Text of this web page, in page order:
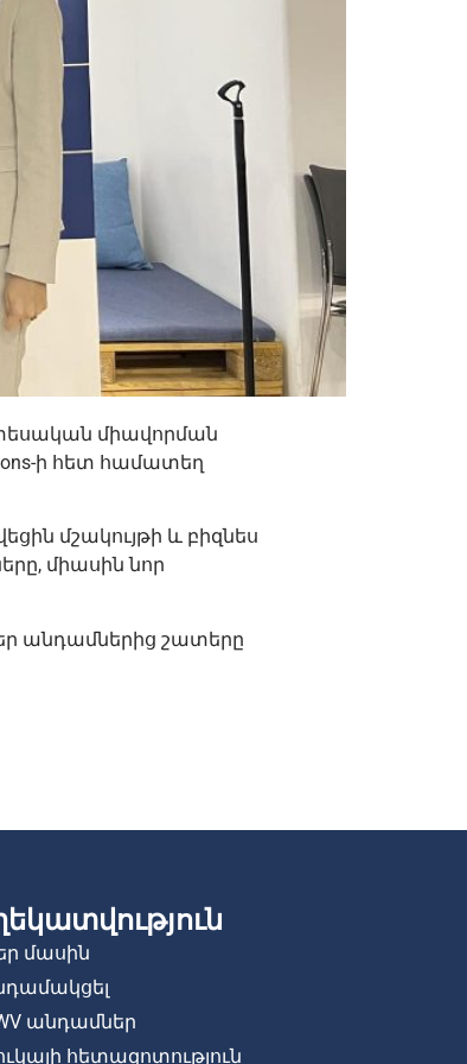
միավորման
ի հետ համատեղ
մշակույթի և բիզնես
միասին նոր
անդամներից շատերը
մասին
անդամներ
հետազոտություն